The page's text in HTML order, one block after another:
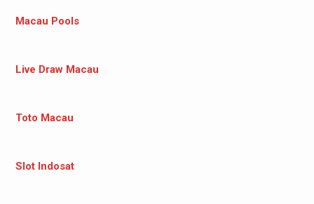
Macau Pools
Live Draw Macau
Toto Macau
Slot Indosat